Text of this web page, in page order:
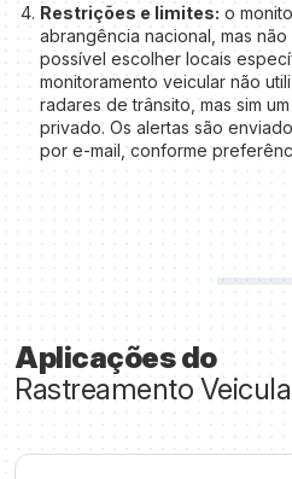
Restrições e limites: o
abrangência nacional, mas
possível escolher locais
monitoramento veicular não
radares de trânsito, mas sim
privado. Os alertas são
por e-mail, conforme
Aplicações do
Rastreamento